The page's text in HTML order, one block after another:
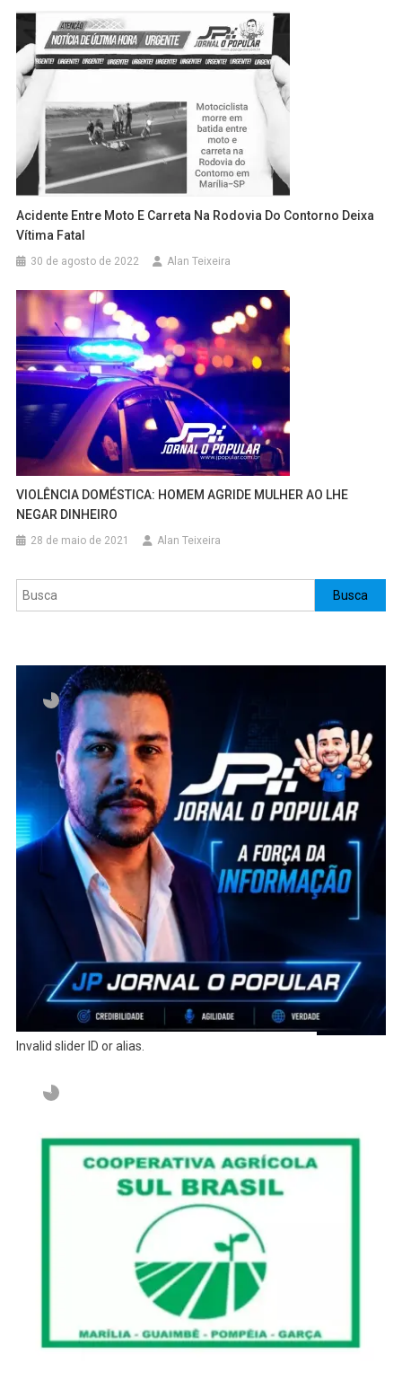
Acidente Entre Moto E Carreta Na Rodovia Do Contorno Deixa
Vítima Fatal
30 de agosto de 2022 Alan Teixeira
VIOLÊNCIA DOMÉSTICA: HOMEM AGRIDE MULHER AO LHE
NEGAR DINHEIRO
28 de maio de 2021 Alan Teixeira
Pesquisar Busca
Invalid slider ID or alias.